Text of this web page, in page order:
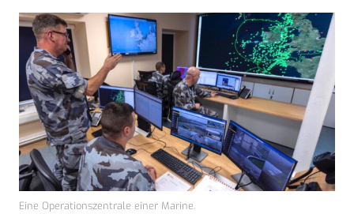
Eine Operationszentrale einer Marine.